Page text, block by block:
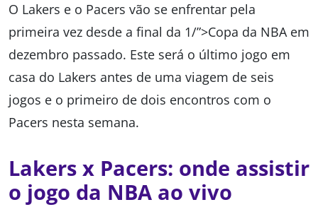
O Lakers e o Pacers vão se enfrentar pela
primeira vez desde a final da 1/”>Copa da NBA em
dezembro passado. Este será o último jogo em
casa do Lakers antes de uma viagem de seis
jogos e o primeiro de dois encontros com o
Pacers nesta semana.
Lakers x Pacers: onde assistir
o jogo da NBA ao vivo